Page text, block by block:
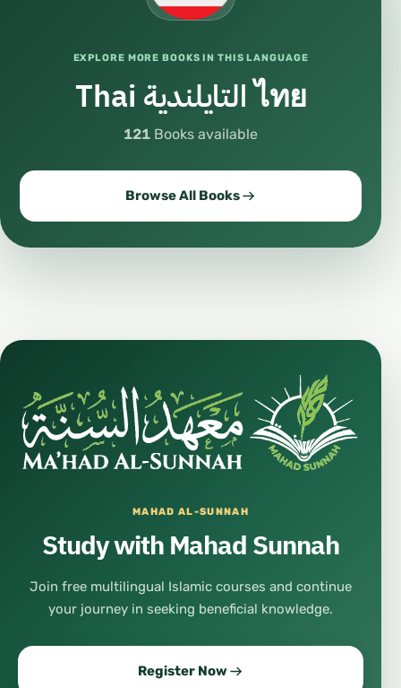
EXPLORE MORE BOOKS IN THIS LANGUAGE
Thai التايلندية ไทย
121 Books available
Browse All Books
MAHAD AL-SUNNAH
Study with Mahad Sunnah
Join free multilingual Islamic courses and continue
your journey in seeking beneficial knowledge.
Register Now